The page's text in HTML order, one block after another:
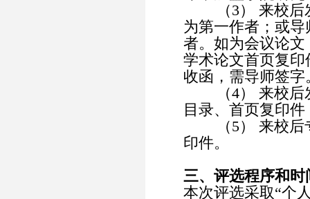
（3） 来校后发
为第一作者；或
者。如为会议论
学术论文首页复
收函，需导师签字
（4） 来校后发
目录、首页复印
（5） 来校后专
印件。
三、评选程序和时
本次评选采取“个